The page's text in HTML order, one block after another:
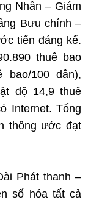
English
Góp ý
và Công nghệ.
Nhân – Giám
Bưu chính –
tiến đáng kể.
thuê bao
100 dân),
độ 14,9 thuê
Internet. Tổng
thông ước đạt
Phát thanh –
số hóa tất cả